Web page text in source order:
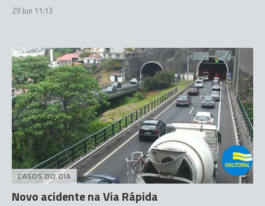
29 Jun 11:13
CASOS DO DIA
Novo acidente na Via Rápida